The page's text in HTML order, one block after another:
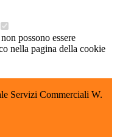
possono essere
nella pagina della cookie
Servizi Commerciali W.